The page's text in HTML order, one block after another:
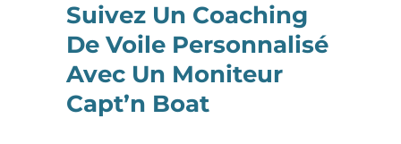
Suivez Un Coaching
De Voile Personnalisé
Avec Un Moniteur
Capt’n Boat